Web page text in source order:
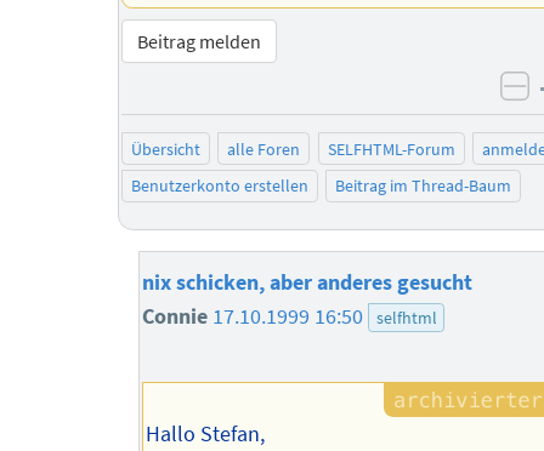
Beitrag melden
Übersicht alle Foren SELFHTML-Forum
Benutzerkonto erstellen
Beitrag im Thread-Baum
nix schicken, aber anderes gesucht
Connie 17.10.1999 16:50 selfhtml
Hallo Stefan,